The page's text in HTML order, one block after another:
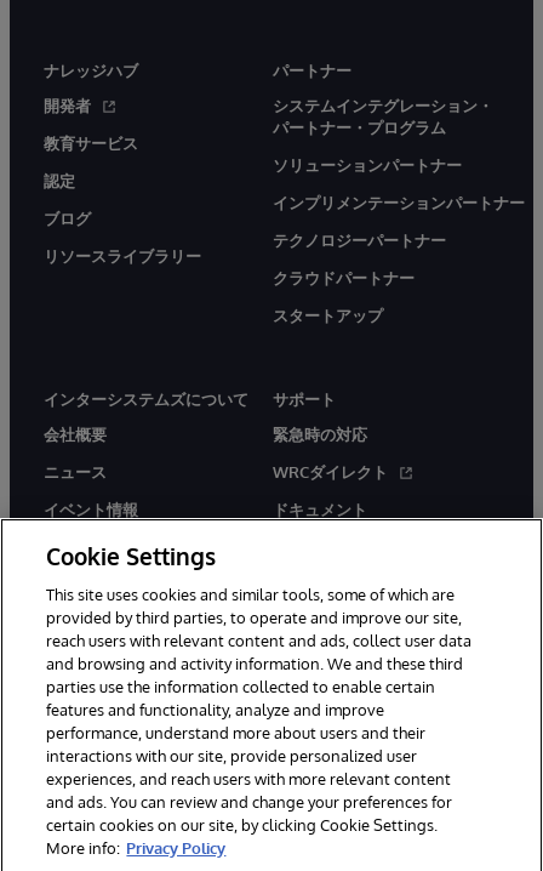
ナレッジハブ
開発者
教育サービス
認定
ブログ
リソースライブラリー
パートナー
システムインテグレーション・
パートナー・プログラム
ソリューションパートナー
インプリメンテーションパートナー
テクノロジーパートナー
クラウドパートナー
スタートアップ
インターシステムズについて
会社概要
ニュース
イベント情報
採用情報
サポート
緊急時の対応
WRCダイレクト
ドキュメント
© 1996-2026Y InterSystems Corporation, Boston, MA. All Rights
Reserved.
お知らせ／ご利用規約
プライバシーステートメント
保証について
アクセシビリティ
Cookie Settings
This site uses cookies and similar tools, some of which are
provided by third parties, to operate and improve our site,
reach users with relevant content and ads, collect user data
and browsing and activity information. We and these third
parties use the information collected to enable certain
features and functionality, analyze and improve
performance, understand more about users and their
interactions with our site, provide personalized user
experiences, and reach users with more relevant content
and ads. You can review and change your preferences for
certain cookies on our site, by clicking Cookie Settings.
More info: Privacy Policy